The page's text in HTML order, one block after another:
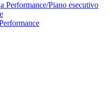
Performance/Piano esecutivo